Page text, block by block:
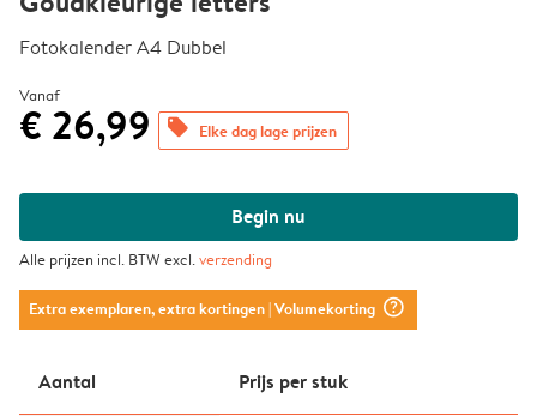
Fotokalender A4 Dubbel
Vanaf
€ 26,99 offers Elke dag lage prijzen
Begin nu
Alle prijzen incl. BTW excl.verzending
Extra exemplaren, extra kortingen| Volumekorting question_mark_circle
Aantal Prijs per stuk